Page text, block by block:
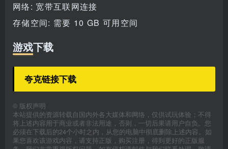
网络: 宽带互联网连接
存储空间: 需要 10 GB 可用空间
游戏下载
夸克链接下载
© 版权声明
本站提供的资源转载自国内外各大媒体和网络，仅供试玩体验；不得
将上述内容用于商业或者非法用途，否则，一切后果请用户自负。您
必须在下载后的24个小时之内，从您的电脑中彻底删除上述内容。如
果您喜欢该游戏内容，请支持正版，购买注册，得到更好的正版服